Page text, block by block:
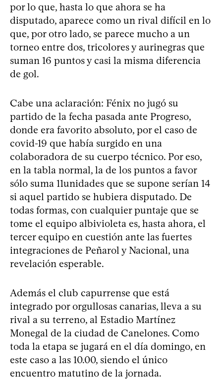
por lo que, hasta lo que ahora se ha
disputado, aparece como un rival difícil en lo
que, por otro lado, se parece mucho a un
torneo entre dos, tricolores y aurinegras que
suman 16 puntos y casi la misma diferencia
de gol.
Cabe una aclaración: Fénix no jugó su
partido de la fecha pasada ante Progreso,
donde era favorito absoluto, por el caso de
covid-19 que había surgido en una
colaboradora de su cuerpo técnico. Por eso,
en la tabla normal, la de los puntos a favor
sólo suma 11unidades que se supone serían 14
si aquel partido se hubiera disputado. De
todas formas, con cualquier puntaje que se
tome el equipo albivioleta es, hasta ahora, el
tercer equipo en cuestión ante las fuertes
integraciones de Peñarol y Nacional, una
revelación esperable.
Además el club capurrense que está
integrado por orgullosas canarias, lleva a su
rival a su terreno, al Estadio Martínez
Monegal de la ciudad de Canelones. Como
toda la etapa se jugará en el día domingo, en
este caso a las 10.00, siendo el único
encuentro matutino de la jornada.